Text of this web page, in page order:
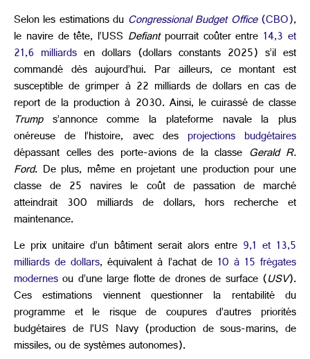
Selon les estimations du Congressional Budget Office(CBO),
le navire de tête, l’USS Defiantpourrait coûter entre 14,3 et
21,6 milliards en dollars (dollars constants 2025) s’il est
commandé dès aujourd’hui. Par ailleurs, ce montant est
susceptible de grimper à 22 milliards de dollars en cas de
report de la production à 2030. Ainsi, le cuirassé de classe
Trumps’annonce comme la plateforme navale la plus
onéreuse de l’histoire, avec des projections budgétaires
dépassant celles des porte-avions de la classe Gerald R.
Ford. De plus, même en projetant une production pour une
classe de 25 navires le coût de passation de marché
atteindrait 300 milliards de dollars, hors recherche et
maintenance.
Le prix unitaire d’un bâtiment serait alors entre 9,1 et 13,5
milliards de dollars, équivalent à l’achat de 10 à 15 frégates
modernesou d’une large flotte de drones de surface (USV).
Ces estimations viennent questionner la rentabilité du
programme et le risque de coupures d’autres priorités
budgétaires de l’US Navy (production de sous-marins, de
missiles, ou de systèmes autonomes).